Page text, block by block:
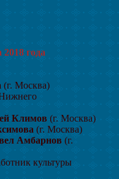
года
(г. Москва)
Климов (г. Москва)
(г. Москва)
Амбарнов (г.
культуры